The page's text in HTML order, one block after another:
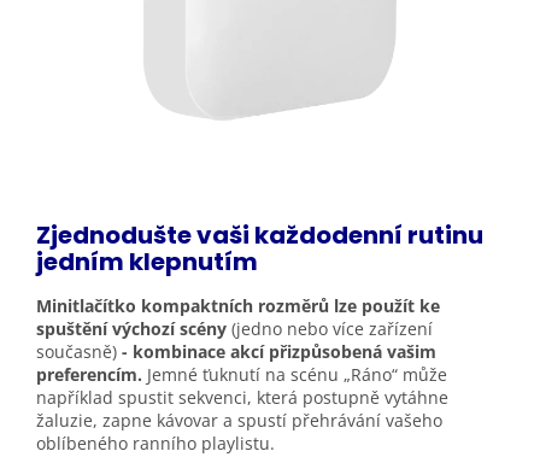
Zjednodušte vaši každodenní rutinu
jedním klepnutím
Minitlačítko kompaktních rozměrů lze použít ke
spuštění výchozí scény (jedno nebo více zařízení
současně) - kombinace akcí přizpůsobená vašim
preferencím. Jemné ťuknutí na scénu „Ráno“ může
například spustit sekvenci, která postupně vytáhne
žaluzie, zapne kávovar a spustí přehrávání vašeho
oblíbeného ranního playlistu.